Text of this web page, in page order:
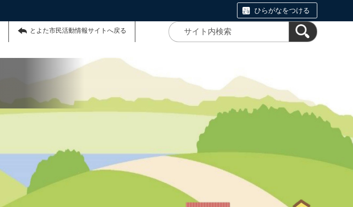
ひらがなをつける
とよた市民活動情報サイトへ戻る